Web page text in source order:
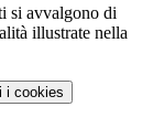
si avvalgono di
illustrate nella
i cookies